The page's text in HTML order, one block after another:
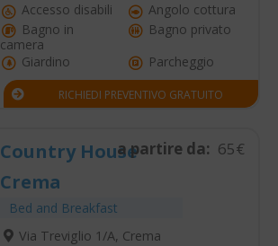
Accesso disabili
Angolo cottura
Bagno in
camera
Bagno privato
Giardino
Parcheggio
RICHIEDI PREVENTIVO GRATUITO
Country House
Crema
Bed and Breakfast
a partire da: 65€
Via Treviglio 1/A, Crema